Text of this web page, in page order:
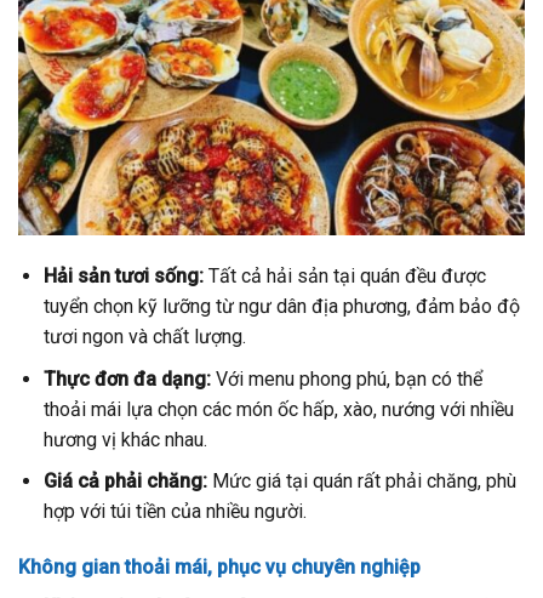
Hải sản tươi sống:Tất cả hải sản tại quán đều được
tuyển chọn kỹ lưỡng từ ngư dân địa phương, đảm bảo độ
tươi ngon và chất lượng.
Thực đơn đa dạng:Với menu phong phú, bạn có thể
thoải mái lựa chọn các món ốc hấp, xào, nướng với nhiều
hương vị khác nhau.
Giá cả phải chăng:Mức giá tại quán rất phải chăng, phù
hợp với túi tiền của nhiều người.
Không gian thoải mái, phục vụ chuyên nghiệp